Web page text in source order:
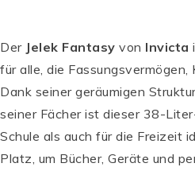
Der Jelek Fantasy von Invicta
für alle, die Fassungsvermögen,
Dank seiner geräumigen
seiner Fächer ist dieser 38-
Schule als auch für die Freizeit
Platz, um Bücher, Geräte und